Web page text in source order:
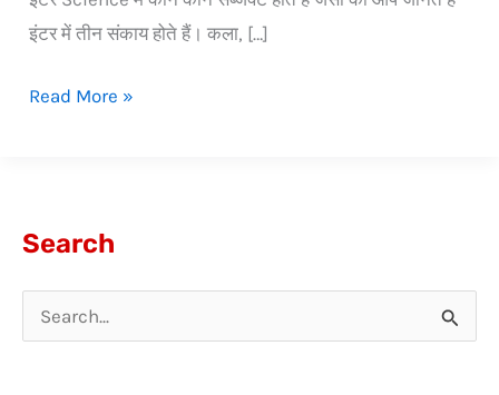
इंटर में तीन संकाय होते हैं। कला, […]
Read More »
Search